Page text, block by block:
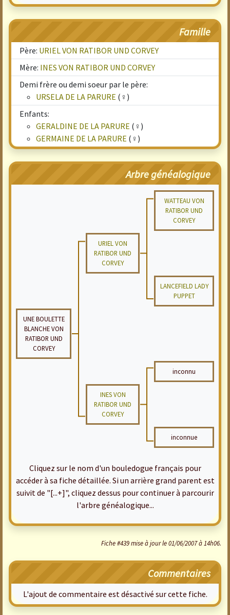
Famille
Père: URIEL VON RATIBOR UND CORVEY
Mère: INES VON RATIBOR UND CORVEY
Demi frère ou demi soeur par le père:
URSELA DE LA PARURE (♀)
Enfants:
GERALDINE DE LA PARURE (♀)
GERMAINE DE LA PARURE (♀)
Arbre généalogique
WATTEAU VON
RATIBOR UND
CORVEY
URIEL VON
RATIBOR UND
CORVEY
LANCEFIELD LADY
PUPPET
UNE BOULETTE
BLANCHE VON
RATIBOR UND
CORVEY
inconnu
INES VON
RATIBOR UND
CORVEY
inconnue
Cliquez sur le nom d'un bouledogue français pour
accéder à sa fiche détaillée. Si un arrière grand parent est
suivit de "[...+]", cliquez dessus pour continuer à parcourir
l'arbre généalogique...
Fiche #439 mise à jour le 01/06/2007 à 14h06.
Commentaires
L'ajout de commentaire est désactivé sur cette fiche.